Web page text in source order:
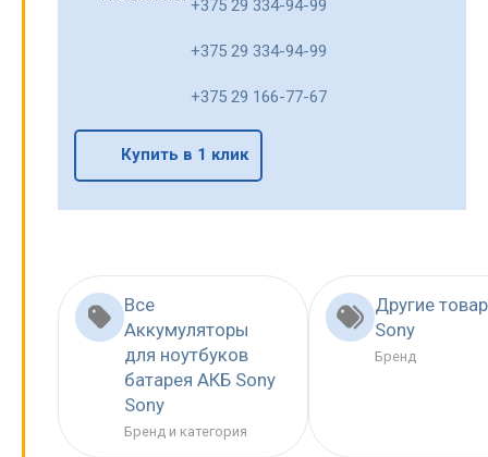
+375 29 334-94-99
+375 29 334-94-99
+375 29 166-77-67
Купить в 1 клик
Все
Аккумуляторы
для ноутбуков
батарея АКБ Sony
Sony
Бренд и категория
Другие
Sony
Бренд